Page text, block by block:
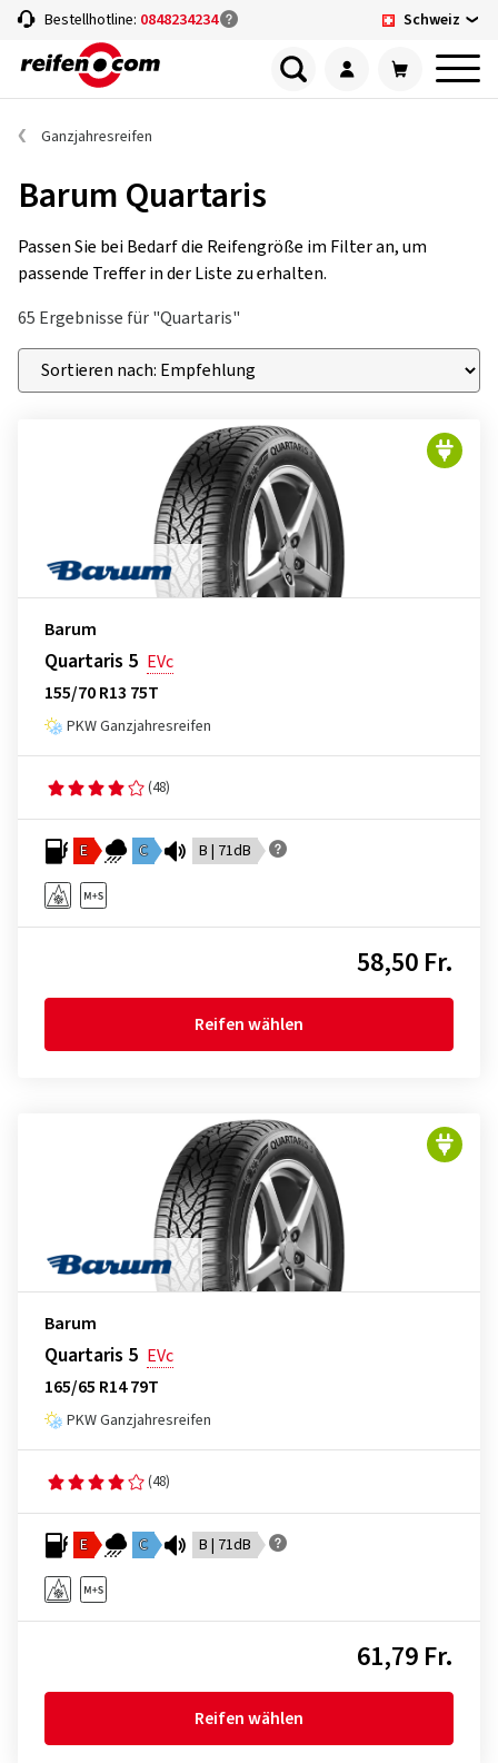
Bestellhotline: 0848234234 Schweiz
Ganzjahresreifen
Barum Quartaris
Passen Sie bei Bedarf die Reifengröße im Filter an, um
passende Treffer in der Liste zu erhalten.
65 Ergebnisse für "Quartaris"
Barum
Quartaris 5 EVc
155/70 R13 75T
PKW Ganzjahresreifen
(48)
E C B | 71dB
58,50 Fr.
Reifen wählen
Barum
Quartaris 5 EVc
165/65 R14 79T
PKW Ganzjahresreifen
(48)
E C B | 71dB
61,79 Fr.
Reifen wählen